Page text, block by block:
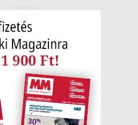
HIRDETÉS